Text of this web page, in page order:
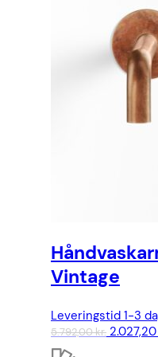
Vintage
Leveringstid 1-3
5.792,00kr. Den
2.027,20